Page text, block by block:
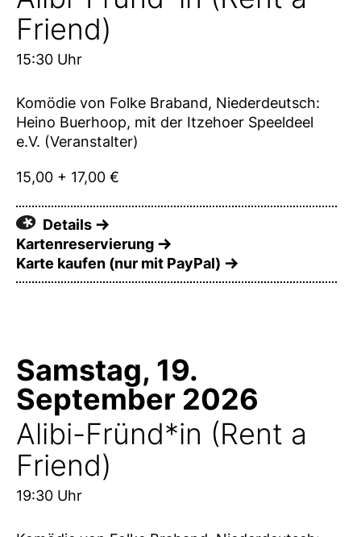
Friend)
15:30 Uhr
Komödie von Folke Braband, Niederdeutsch:
Heino Buerhoop, mit der Itzehoer Speeldeel
e.V. (Veranstalter)
15,00 + 17,00 €
Details
Kartenreservierung
Karte kaufen (nur mit PayPal)
Samstag, 19.
September 2026
Alibi-Fründ*in (Rent a
Friend)
19:30 Uhr